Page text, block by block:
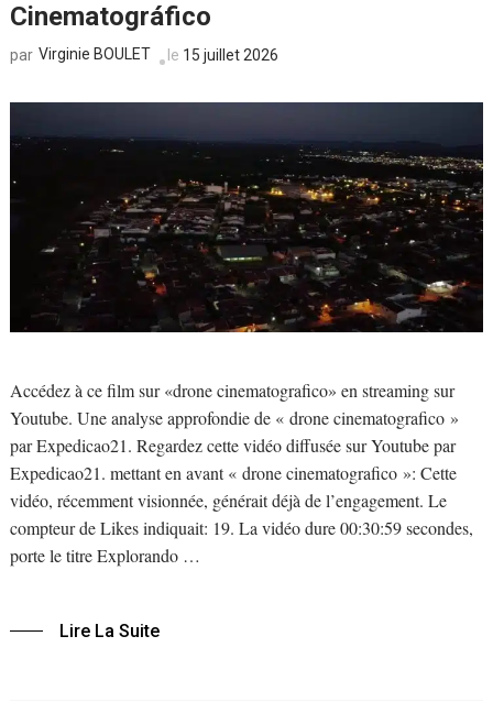
Cinematográfico
par Virginie BOULET le 15 juillet 2026
Accédez à ce film sur «drone cinematografico» en streaming sur
Youtube. Une analyse approfondie de « drone cinematografico »
par Expedicao21. Regardez cette vidéo diffusée sur Youtube par
Expedicao21. mettant en avant « drone cinematografico »: Cette
vidéo, récemment visionnée, générait déjà de l’engagement. Le
compteur de Likes indiquait: 19. La vidéo dure 00:30:59 secondes,
porte le titre Explorando …
Lire La Suite